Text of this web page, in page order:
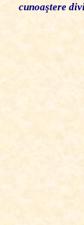
cunoaştere